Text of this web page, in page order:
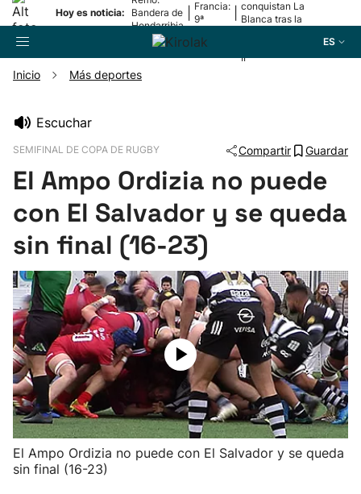
Hoy es noticia:
Bandera de
Hondarribia
Francia:
9ª
conquistan La
Blanca tras la
II
ES
Pelota
Remo
Baloncesto
Ciclismo
Herri-kirolak
Balonmano
Kirolak 360
Inicio Más deportes
Escuchar
SEMIFINAL DE COPA DE RUGBY Compartir Guardar
El Ampo Ordizia no puede
con El Salvador y se queda
sin final (16-23)
El Ampo Ordizia no puede con El Salvador y se queda
sin final (16-23)